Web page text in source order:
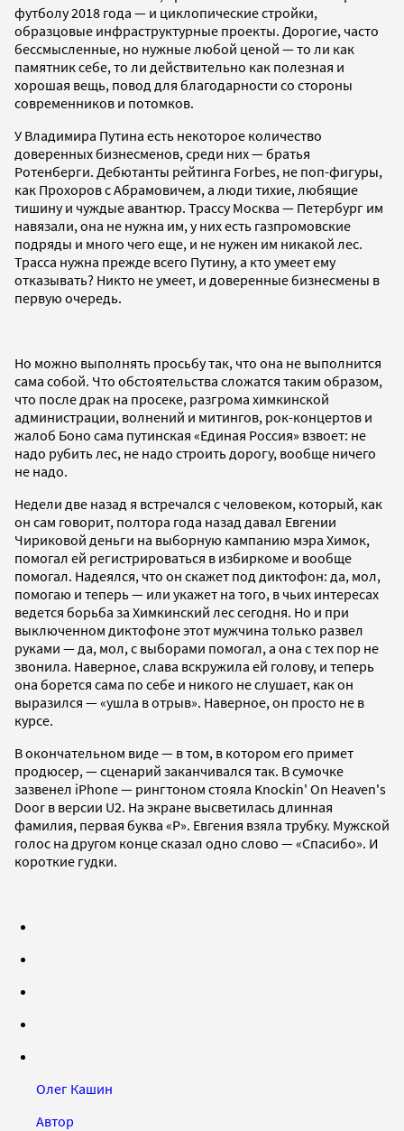
футболу 2018 года — и циклопические стройки,
образцовые инфраструктурные проекты. Дорогие, часто
бессмысленные, но нужные любой ценой — то ли как
памятник себе, то ли действительно как полезная и
хорошая вещь, повод для благодарности со стороны
современников и потомков.
У Владимира Путина есть некоторое количество
доверенных бизнесменов, среди них — братья
Ротенберги. Дебютанты рейтинга Forbes, не поп-фигуры,
как Прохоров с Абрамовичем, а люди тихие, любящие
тишину и чуждые авантюр. Трассу Москва — Петербург им
навязали, она не нужна им, у них есть газпромовские
подряды и много чего еще, и не нужен им никакой лес.
Трасса нужна прежде всего Путину, а кто умеет ему
отказывать? Никто не умеет, и доверенные бизнесмены в
первую очередь.
Но можно выполнять просьбу так, что она не выполнится
сама собой. Что обстоятельства сложатся таким образом,
что после драк на просеке, разгрома химкинской
администрации, волнений и митингов, рок-концертов и
жалоб Боно сама путинская «Единая Россия» взвоет: не
надо рубить лес, не надо строить дорогу, вообще ничего
не надо.
Недели две назад я встречался с человеком, который, как
он сам говорит, полтора года назад давал Евгении
Чириковой деньги на выборную кампанию мэра Химок,
помогал ей регистрироваться в избиркоме и вообще
помогал. Надеялся, что он скажет под диктофон: да, мол,
помогаю и теперь — или укажет на того, в чьих интересах
ведется борьба за Химкинский лес сегодня. Но и при
выключенном диктофоне этот мужчина только развел
руками — да, мол, с выборами помогал, а она с тех пор не
звонила. Наверное, слава вскружила ей голову, и теперь
она борется сама по себе и никого не слушает, как он
выразился — «ушла в отрыв». Наверное, он просто не в
курсе.
В окончательном виде — в том, в котором его примет
продюсер, — сценарий заканчивался так. В сумочке
зазвенел iPhone — рингтоном стояла Knockin' On Heaven's
Door в версии U2. На экране высветилась длинная
фамилия, первая буква «Р». Евгения взяла трубку. Мужской
голос на другом конце сказал одно слово — «Спасибо». И
короткие гудки.
Олег Кашин
Автор